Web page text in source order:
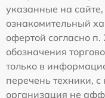
указанные на
ознакомительный
офертой согласно
обозначения
только в
перечень техники,
организация не